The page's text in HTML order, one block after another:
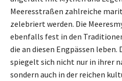
Meeresstraßen zahlreiche
zelebriert werden. Die
ebenfalls fest in den
die an diesen Engpässen
spiegelt sich nicht nur in ihrer
sondern auch in der reichen